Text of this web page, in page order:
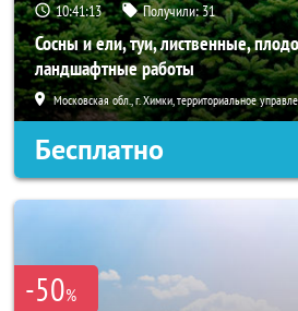
10:41:12 Получили:31
Сосны и ели, туи, лиственные,
ландшафтные работы
Московская обл., г. Химки, территориальное
Бесплатно
-50%